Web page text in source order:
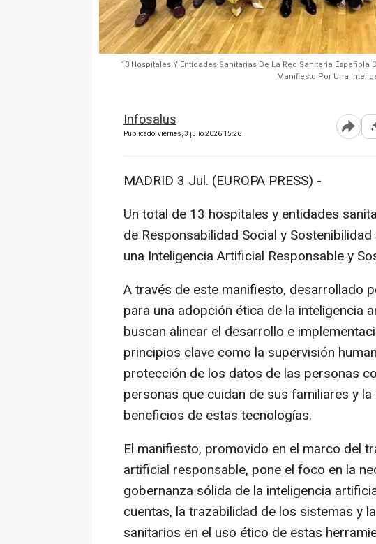
13 Hospitales Y Entidades Sanitarias De La Red Sanitaria
Manifiesto Por Una
Infosalus
Publicado: viernes, 3 julio 2026 15:26
MADRID 3 Jul. (EUROPA PRESS) -
Un total de 13 hospitales y entidades
de Responsabilidad Social y
una Inteligencia Artificial Responsable y
A través de este manifiesto, desarrollado
para una adopción ética de la inteligencia
buscan alinear el desarrollo e
principios clave como la supervisión
protección de los datos de las personas
personas que cuidan de sus familiares y
beneficios de estas tecnologías.
El manifiesto, promovido en el marco del
artificial responsable, pone el foco en la
gobernanza sólida de la inteligencia
cuentas, la trazabilidad de los sistemas y
sanitarios en el uso ético de estas